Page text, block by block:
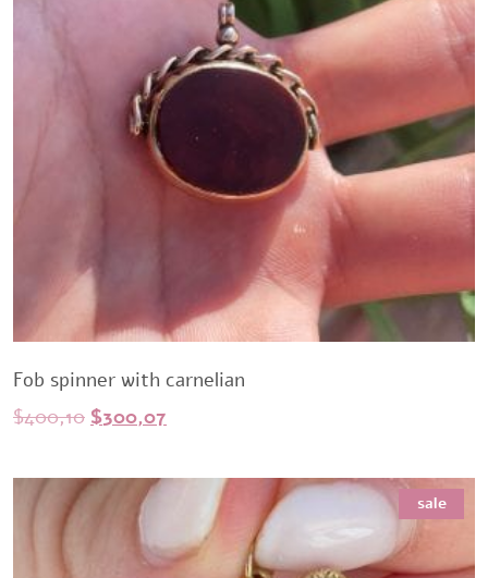
Fob spinner with carnelian
$400,10 Original
was:
$400,10.
$300,07
is:
$300,07.
sale